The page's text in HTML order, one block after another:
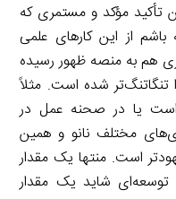
تأکید مؤکد و مستمری که
از این کارهای علمی
هم به منصه ظهور رسیده
تنگاتنگ‌تر شده است. مثلاً
است یا در صحنه عمل در
مختلف نانو و همین
است. منتها یک مقدار
توسعه‌ای شاید یک مقدار